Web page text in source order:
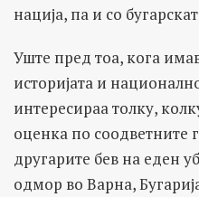
нација, па и со
Уште пред тоа, кога
историјата и
интересираа толку,
оценка по соодветните
другарите бев на еден
одмор во Варна,